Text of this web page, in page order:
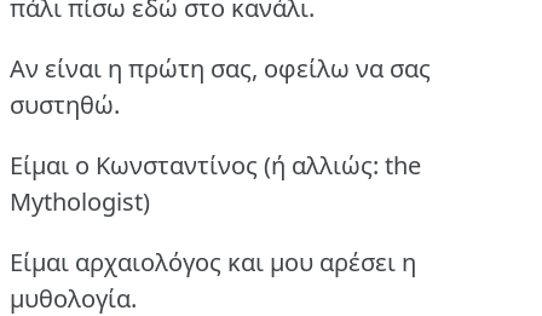
πάλι πίσω εδώ στο κανάλι.
Αν είναι η πρώτη σας, οφείλω να σας
συστηθώ.
Είμαι ο Κωνσταντίνος (ή αλλιώς: the
Mythologist)
Είμαι αρχαιολόγος και μου αρέσει η
μυθολογία.